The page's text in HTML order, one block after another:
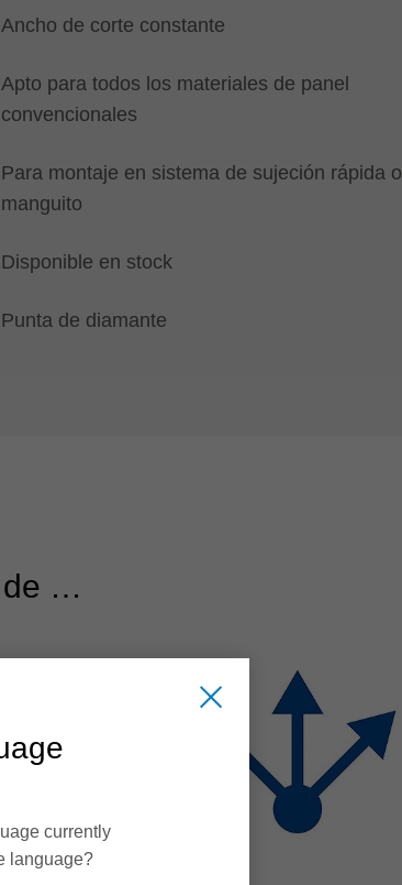
Ancho de corte constante
Apto para todos los materiales de panel
convencionales
Para montaje en sistema de sujeción rápida o
manguito
Disponible en stock
Punta de diamante
de …
currently
language?